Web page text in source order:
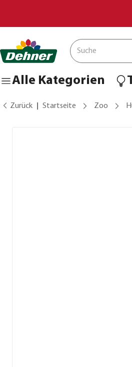
Alle Kategorien
Zurück Startseite Zoo